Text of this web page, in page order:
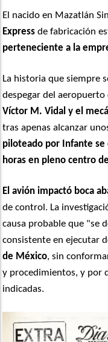
El nacido en Mazatlán
Express de fabricación
perteneciente a la
La historia que siempre
despegar del
Víctor M. Vidal y el
tras apenas alcanzar
piloteado por Infante
horas en pleno centro
El avión impactó boca
de control. La
causa probable que "se
consistente en ejecutar
de México, sin
y procedimientos, y por
indicadas.